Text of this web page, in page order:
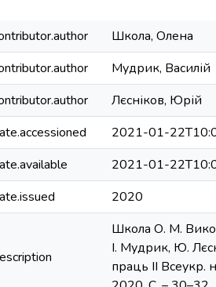
Школа, Олена
Мудрик, Василій
Лєсніков, Юрій
2021-01-
2021-01-
2020
Школа О. М.
І. Мудрик, Ю.
праць ІІ